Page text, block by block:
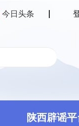
今日头条
陕西辟谣